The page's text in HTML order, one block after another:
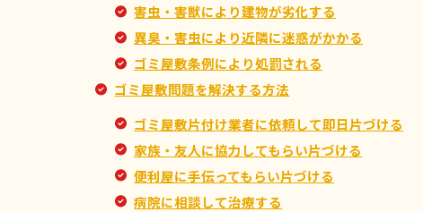
害虫・害獣により建物が劣化する
異臭・害虫により近隣に迷惑がかかる
ゴミ屋敷条例により処罰される
ゴミ屋敷問題を解決する方法
ゴミ屋敷片付け業者に依頼して即日片づける
家族・友人に協力してもらい片づける
便利屋に手伝ってもらい片づける
病院に相談して治療する